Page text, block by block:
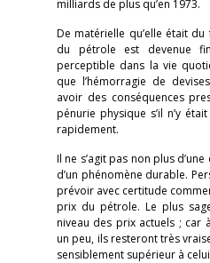
milliards de plus qu’en 1973.
De matérielle qu’elle était
du pétrole est devenue
perceptible dans la vie
que l’hémorragie de
avoir des conséquences
pénurie physique s’il n’y
rapidement.
Il ne s’agit pas non plus
d’un phénomène durable.
prévoir avec certitude
prix du pétrole. Le plus
niveau des prix actuels ; car
un peu, ils resteront très
sensiblement supérieur à